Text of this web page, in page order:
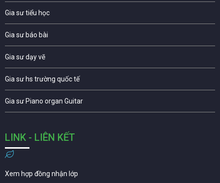
Gia sư tiểu học
Gia sư báo bài
Gia sư dạy vẽ
Gia sư hs trường quốc tế
Gia sư Piano organ Guitar
LINK - LIÊN KẾT
Xem hợp đồng nhận lớp